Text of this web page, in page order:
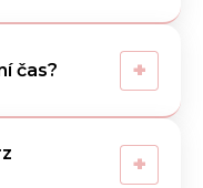
čas? +
+